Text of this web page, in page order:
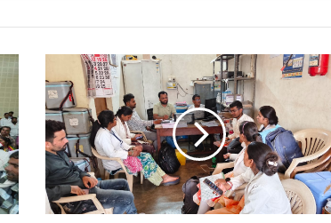
रोग
(टीबी)
उन्मूलन
हेतु
निक्षय
निरामय
फेज
0.2